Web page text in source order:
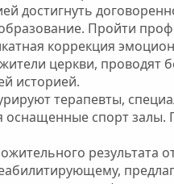
достигнуть
Пройти
коррекция
церкви, проводят
историей.
терапевты,
оснащенные спорт
результата